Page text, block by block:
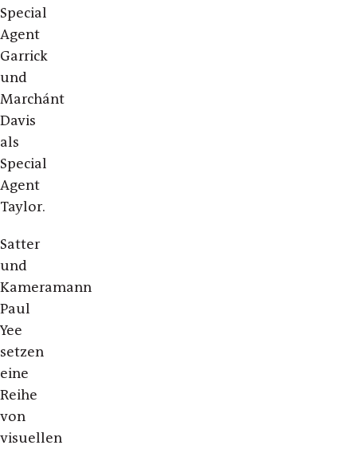
Special
Agent
Garrick
und
Marchánt
Davis
als
Special
Agent
Taylor.
Satter
und
Kameramann
Paul
Yee
setzen
eine
Reihe
von
visuellen